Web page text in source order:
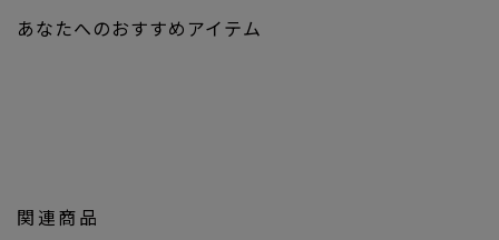
ワーク、アウトドアといった多様なスタイル・文化を柔軟に取り
関連商品
あなたへのおすすめアイテム